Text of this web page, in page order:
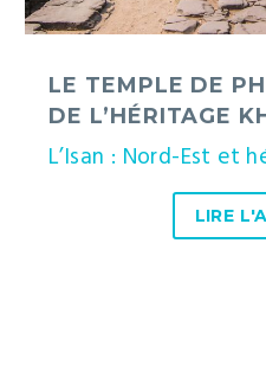
LE TEMPLE DE
DE L’HÉRITAGE
L’Isan : Nord-Est et
LIRE